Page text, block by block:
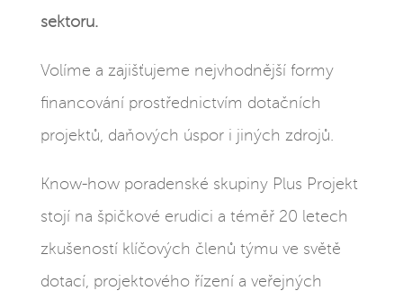
sektoru.
Volíme a zajišťujeme nejvhodnější formy
financování prostřednictvím dotačních
projektů, daňových úspor i jiných zdrojů.
Know-how poradenské skupiny Plus Projekt
stojí na špičkové erudici a téměř 20 letech
zkušeností klíčových členů týmu ve světě
dotací, projektového řízení a veřejných